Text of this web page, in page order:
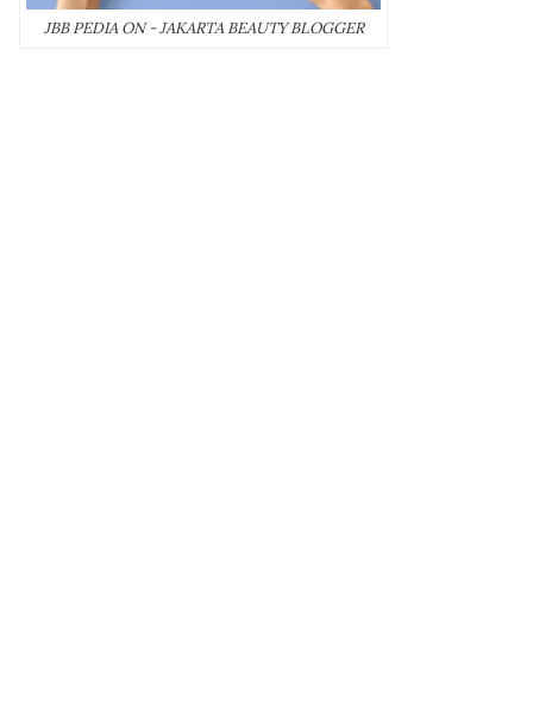
JBB PEDIA ON - JAKARTA BEAUTY BLOGGER